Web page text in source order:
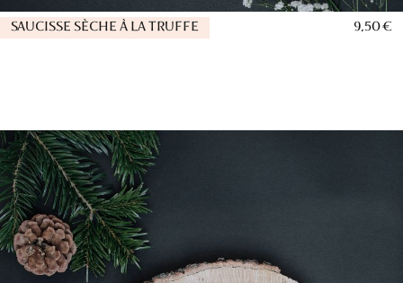
SAUCISSE SÈCHE À LA TRUFFE 9,50 €